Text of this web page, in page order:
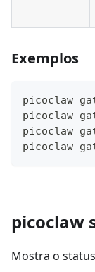
Exemplos
picoclaw
picoclaw
picoclaw
picoclaw
picoclaw
Mostra o